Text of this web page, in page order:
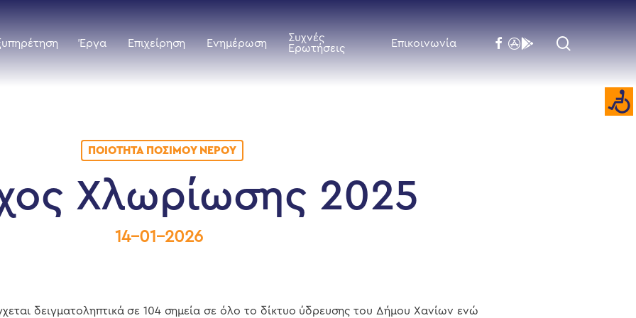
Έργα Επιχείρηση Ενημέρωση
Συχνές
Ερωτήσεις
Επικοινωνία facebook
flickrbehance
ΠΟΙΌΤΗΤΑ ΠΌΣΙΜΟΥ ΝΕΡΟΎ
Χλωρίωσης 2025
14-01-2026
δειγματοληπτικά σε 104 σημεία σε όλο το δίκτυο ύδρευσης του Δήμου Χανίων ενώ